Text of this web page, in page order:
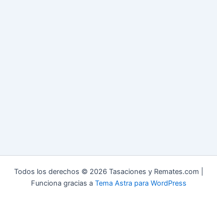
Todos los derechos © 2026 Tasaciones y Remates.com |
Funciona gracias a Tema Astra para WordPress